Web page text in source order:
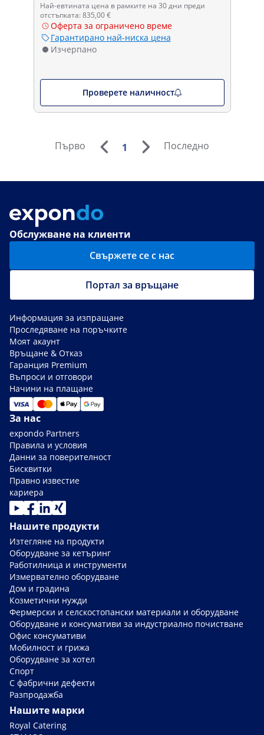
Най-евтината цена в рамките на 30 дни преди
отстъпката: 835,00 €
Оферта за ограничено време
Гарантирано най-ниска цена
Изчерпано
Проверете наличност
Първо 1 Последно
Обслужване на клиенти
Свържете се с нас
Портал за връщане
Информация за изпращане
Проследяване на поръчките
Моят акаунт
Връщане & Отказ
Гаранция Premium
Въпроси и отговори
Начини на плащане
За нас
expondo Partners
Правила и условия
Данни за поверителност
Бисквитки
Правно известие
кариера
Нашите продукти
Изтегляне на продукти
Оборудване за кетъринг
Работилница и инструменти
Измервателно оборудване
Дом и градина
Козметични нужди
Фермерски и селскостопански материали и оборудване
Оборудване и консумативи за индустриално почистване
Офис консумативи
Мобилност и грижа
Оборудване за хотел
Спорт
С фабрични дефекти
Разпродажба
Нашите марки
Royal Catering